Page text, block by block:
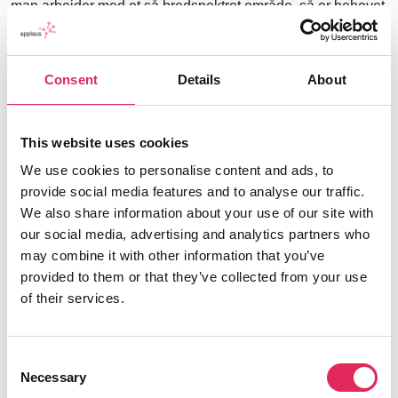
Consent Details About
This website uses cookies
We use cookies to personalise content and ads, to
provide social media features and to analyse our traffic.
We also share information about your use of our site with
our social media, advertising and analytics partners who
may combine it with other information that you’ve
provided to them or that they’ve collected from your use
of their services.
Selection
Necessary
man arbejder med et så bredspektret område, så er behovet
for segmentering en bunden opgave.
serbisk publikum. En del af vores gæstekuraterede
arrangementer har stærk forankring i fx kunstakademiet, og
tænker, kan forsyne os med et publikum, der er relevante for
ALICE, men som vi ikke har orienteret os imod endnu. Og
så segmenterer vi også i vores SoMe-markedsføring, siger
Bjarke Svendsen.
ALICE arbejder også med data, men ikke i det omfang de
ønsker. Som en mindre kulturinstitution har de ikke
ressourcer til at arbejde fortløbende og primært fokuseret på
brugerundersøgelse. Bjarke Svendsen peger på Slots- og
udfordringen og forløse et stort potentiale.